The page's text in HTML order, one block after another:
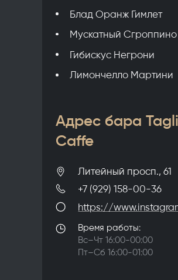
Блад Оранж Гимлет
Мускатный Сгроппино
Гибискус Негрони
Лимончелло Мартини
Адрес бара
Caffe
Литейный просп., 61
+7 (929) 158-00-36
https://
Время работы:
Вс–Чт 16:00-00:00
Пт–Сб 16:00-01:00